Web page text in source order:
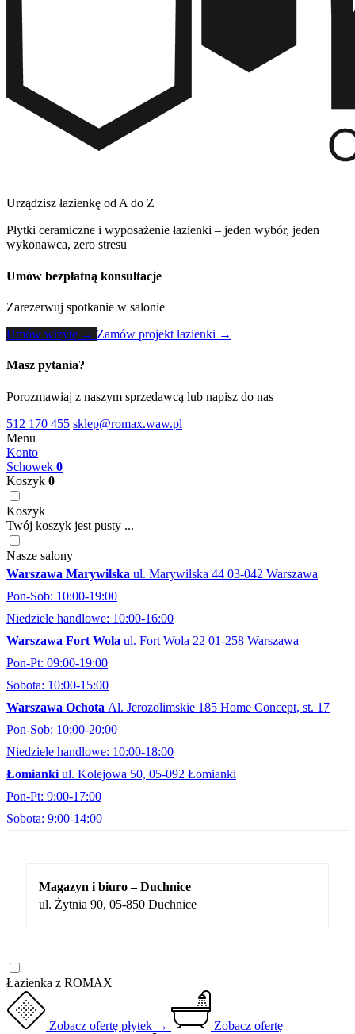
Urządzisz łazienkę od A do Z
Płytki ceramiczne i wyposażenie łazienki – jeden wybór, jeden
wykonawca, zero stresu
Umów bezpłatną konsultacje
Zarezerwuj spotkanie w salonie
Umów wizytę → Zamów projekt łazienki →
Masz pytania?
Porozmawiaj z naszym sprzedawcą lub napisz do nas
512 170 455 sklep@romax.waw.pl
Menu
Konto
Schowek 0
Koszyk 0
Koszyk
Twój koszyk jest pusty ...
Nasze salony
Warszawa Marywilska ul. Marywilska 44 03-042 Warszawa
Pon-Sob: 10:00-19:00
Niedziele handlowe: 10:00-16:00
Warszawa Fort Wola ul. Fort Wola 22 01-258 Warszawa
Pon-Pt: 09:00-19:00
Sobota: 10:00-15:00
Warszawa Ochota Al. Jerozolimskie 185 Home Concept, st. 17
Pon-Sob: 10:00-20:00
Niedziele handlowe: 10:00-18:00
Łomianki ul. Kolejowa 50, 05-092 Łomianki
Pon-Pt: 9:00-17:00
Sobota: 9:00-14:00
Magazyn i biuro – Duchnice
ul. Żytnia 90, 05-850 Duchnice
Łazienka z ROMAX
Zobacz ofertę płytek → Zobacz ofertę